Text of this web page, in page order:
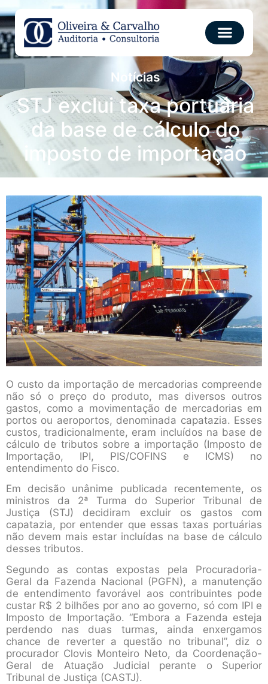
Notícias
STJ exclui taxa portuária
da base de cálculo do
imposto de importação
O custo da importação de mercadorias compreende
não só o preço do produto, mas diversos outros
gastos, como a movimentação de mercadorias em
portos ou aeroportos, denominada capatazia. Esses
custos, tradicionalmente, eram incluídos na base de
cálculo de tributos sobre a importação (Imposto de
Importação, IPI, PIS/COFINS e ICMS) no
entendimento do Fisco.
Em decisão unânime publicada recentemente, os
ministros da 2ª Turma do Superior Tribunal de
Justiça (STJ) decidiram excluir os gastos com
capatazia, por entender que essas taxas portuárias
não devem mais estar incluídas na base de cálculo
desses tributos.
Segundo as contas expostas pela Procuradoria-
Geral da Fazenda Nacional (PGFN), a manutenção
de entendimento favorável aos contribuintes pode
custar R$ 2 bilhões por ano ao governo, só com IPI e
Imposto de Importação. “Embora a Fazenda esteja
perdendo nas duas turmas, ainda enxergamos
chance de reverter a questão no tribunal”, diz o
procurador Clovis Monteiro Neto, da Coordenação-
Geral de Atuação Judicial perante o Superior
Tribunal de Justiça (CASTJ).